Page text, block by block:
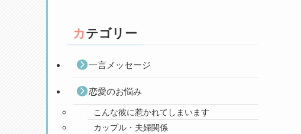
カテゴリー
一言メッセージ
恋愛のお悩み
こんな彼に惹かれてしまいます
カップル・夫婦関係